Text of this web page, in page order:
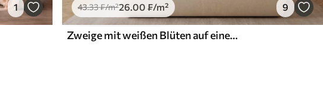
1 43.33₣/m²26 .00 ₣/m² 9
Zweige mit weißen Blüten auf einem sanften beigen Hintergrund